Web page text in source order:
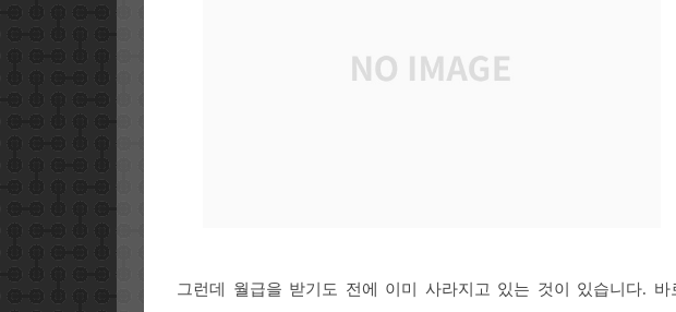
그런데 월급을 받기도 전에 이미 사라지고 있는 것이 있습니다. 바